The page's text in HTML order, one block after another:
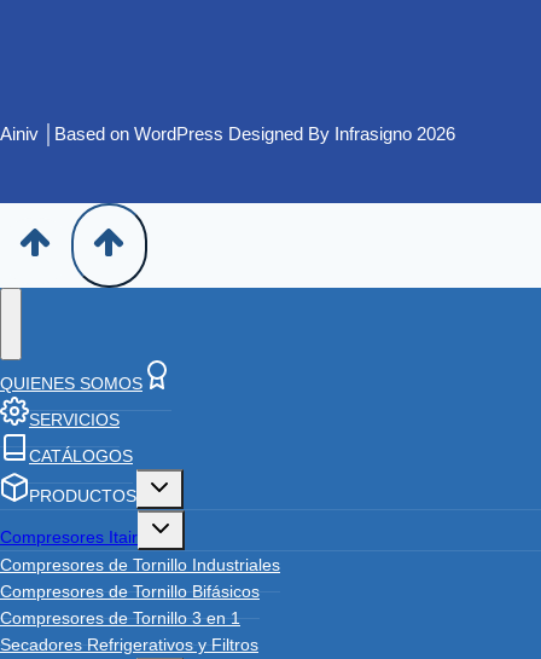
Ainiv │Based on WordPress Designed By Infrasigno 2026
QUIENES SOMOS
SERVICIOS
CATÁLOGOS
PRODUCTOS
Toggle
menu
Compresores Itair
Toggle
menu
Compresores de Tornillo Industriales
Compresores de Tornillo Bifásicos
Compresores de Tornillo 3 en 1
Secadores Refrigerativos y Filtros